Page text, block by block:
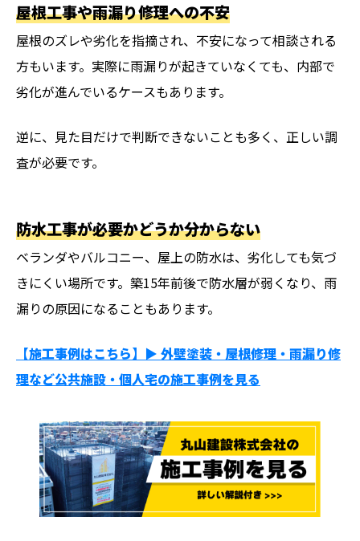
屋根工事や雨漏り修理への不安
屋根のズレや劣化を指摘され、不安になって相談される
方もいます。実際に雨漏りが起きていなくても、内部で
劣化が進んでいるケースもあります。
逆に、見た目だけで判断できないことも多く、正しい調
査が必要です。
防水工事が必要かどうか分からない
ベランダやバルコニー、屋上の防水は、劣化しても気づ
きにくい場所です。築15年前後で防水層が弱くなり、雨
漏りの原因になることもあります。
【施工事例はこちら】▶︎ 外壁塗装・屋根修理・雨漏り修
理など公共施設・個人宅の施工事例を見る